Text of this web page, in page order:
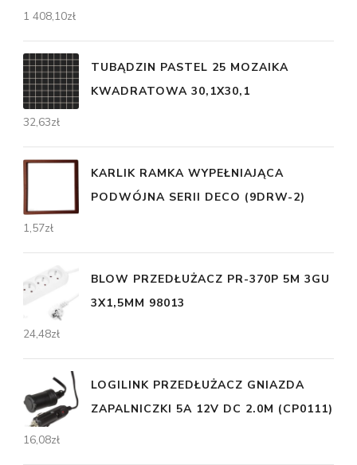
1 408,10zł
TUBĄDZIN PASTEL 25 MOZAIKA
KWADRATOWA 30,1X30,1
32,63zł
KARLIK RAMKA WYPEŁNIAJĄCA
PODWÓJNA SERII DECO (9DRW-2)
1,57zł
BLOW PRZEDŁUŻACZ PR-370P 5M 3GU
3X1,5MM 98013
24,48zł
LOGILINK PRZEDŁUŻACZ GNIAZDA
ZAPALNICZKI 5A 12V DC 2.0M (CP0111)
16,08zł